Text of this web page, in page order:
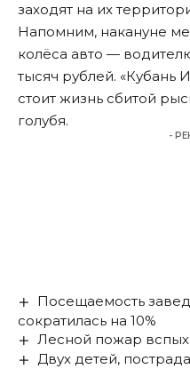
заходят на их
Напомним, накануне
колёса авто —
тысяч рублей. «Кубань
стоит жизнь сбитой
голубя.
-
Посещаемость
сократилась на 10%
Лесной пожар
Двух детей,